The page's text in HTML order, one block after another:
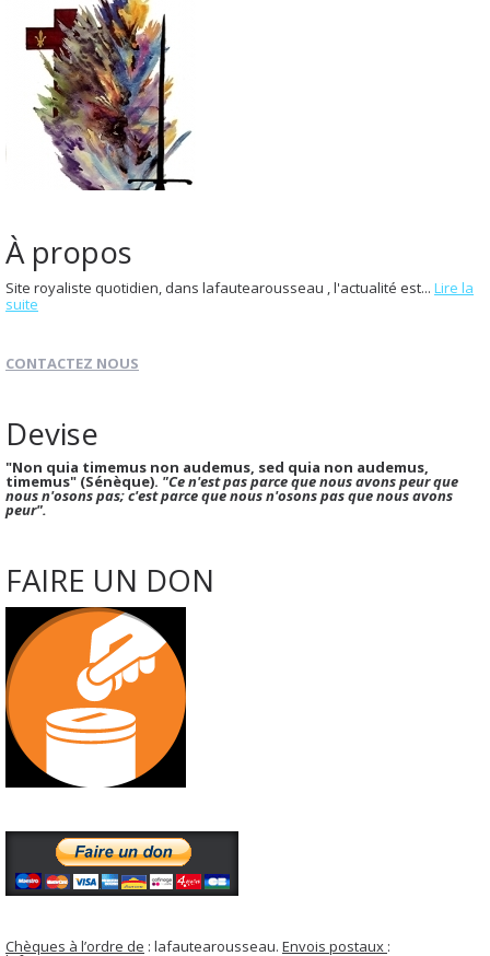
À propos
Site royaliste quotidien, dans lafautearousseau , l'actualité est... Lire la
suite
CONTACTEZ NOUS
Devise
"Non quia timemus non audemus, sed quia non audemus,
timemus" (Sénèque). "Ce n'est pas parce que nous avons peur que
nous n'osons pas; c'est parce que nous n'osons pas que nous avons
peur".
FAIRE UN DON
Chèques à l’ordre de : lafautearousseau. Envois postaux :